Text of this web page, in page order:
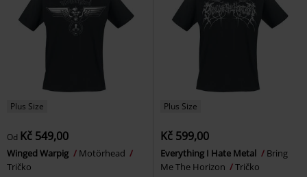
Plus Size
Od Kč 549,00
Winged Warpig
Motörhead
Tričko
Plus Size
Kč 599,00
Everything I Hate Metal
Bring
Me The Horizon
Tričko